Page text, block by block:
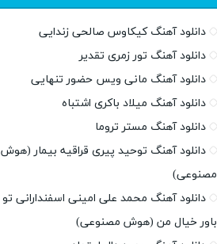
دانلود آهنگ کیکاوس صالحی زندایی
دانلود آهنگ تور زمری تقدیر
دانلود آهنگ مانی ویس حضور تنهایی
دانلود آهنگ میلاد باکری اشتباه
دانلود آهنگ مستر تروما
دانلود آهنگ توحید پیری قراقیه بیمار (هوش
مصنوعی)
دانلود آهنگ محمد علی امینی اسفندارانی تو
باور خیال من (هوش مصنوعی)